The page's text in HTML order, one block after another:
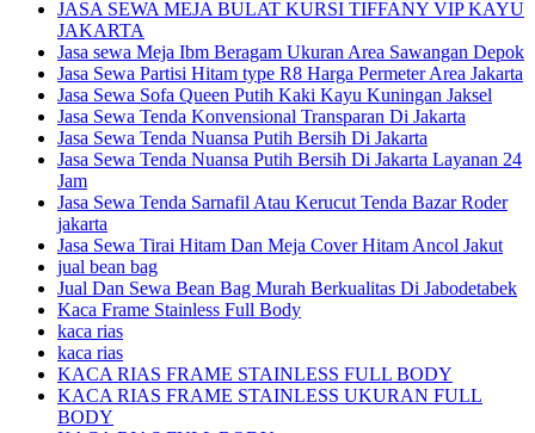
JASA SEWA MEJA BULAT KURSI TIFFANY VIP KAYU
JAKARTA
Jasa sewa Meja Ibm Beragam Ukuran Area Sawangan Depok
Jasa Sewa Partisi Hitam type R8 Harga Permeter Area Jakarta
Jasa Sewa Sofa Queen Putih Kaki Kayu Kuningan Jaksel
Jasa Sewa Tenda Konvensional Transparan Di Jakarta
Jasa Sewa Tenda Nuansa Putih Bersih Di Jakarta
Jasa Sewa Tenda Nuansa Putih Bersih Di Jakarta Layanan 24
Jam
Jasa Sewa Tenda Sarnafil Atau Kerucut Tenda Bazar Roder
jakarta
Jasa Sewa Tirai Hitam Dan Meja Cover Hitam Ancol Jakut
jual bean bag
Jual Dan Sewa Bean Bag Murah Berkualitas Di Jabodetabek
Kaca Frame Stainless Full Body
kaca rias
kaca rias
KACA RIAS FRAME STAINLESS FULL BODY
KACA RIAS FRAME STAINLESS UKURAN FULL
BODY